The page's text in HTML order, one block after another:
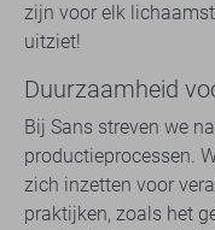
zijn voor elk
uitziet!
Duurzaamheid
Bij Sans streven we
productieprocessen.
zich inzetten voor
praktijken, zoals het